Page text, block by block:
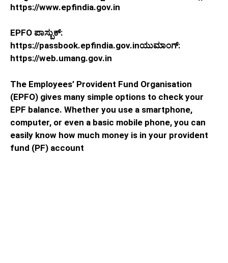
https://www.epfindia.gov.in
EPFO ಪಾಸ್ಬುಕ್:
https://passbook.epfindia.gov.inಯುಮಾಂಗ್:
https://web.umang.gov.in
The Employees’ Provident Fund Organisation
(EPFO) gives many simple options to check your
EPF balance. Whether you use a smartphone,
computer, or even a basic mobile phone, you can
easily know how much money is in your provident
fund (PF) account